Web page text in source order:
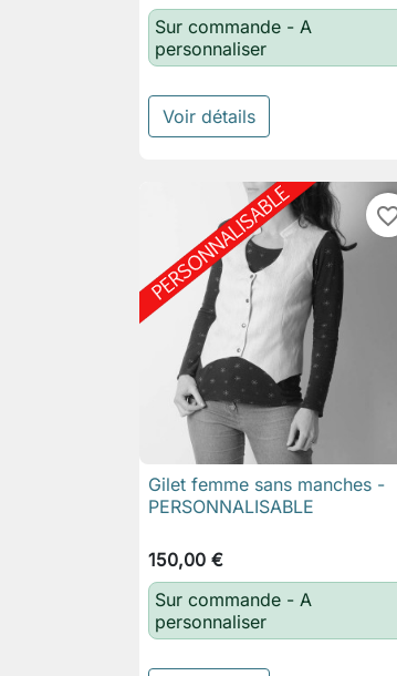
Sur commande - A
personnaliser
Voir détails
 Aperçu rapide
Gilet femme sans manches -
PERSONNALISABLE
150,00 €
Sur commande - A
personnaliser